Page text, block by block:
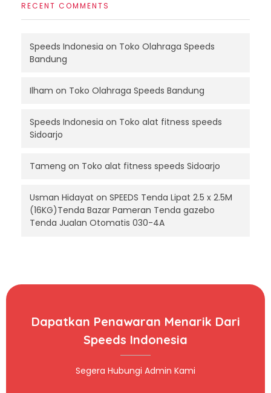
RECENT COMMENTS
Speeds Indonesia on Toko Olahraga Speeds
Bandung
Ilham on Toko Olahraga Speeds Bandung
Speeds Indonesia on Toko alat fitness speeds
Sidoarjo
Tameng on Toko alat fitness speeds Sidoarjo
Usman Hidayat on SPEEDS Tenda Lipat 2.5 x 2.5M
(16KG)Tenda Bazar Pameran Tenda gazebo
Tenda Jualan Otomatis 030-4A
Dapatkan Penawaran Menarik Dari
Speeds Indonesia
Segera Hubungi Admin Kami